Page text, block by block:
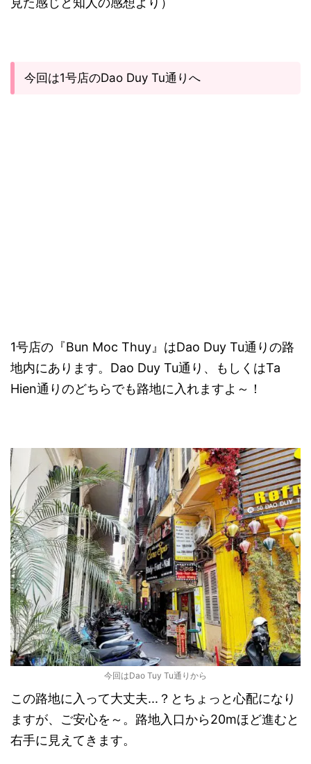
今回は1号店のDao Duy Tu通りへ
1号店の『Bun Moc Thuy』はDao Duy Tu通りの路
地内にあります。Dao Duy Tu通り、もしくはTa
Hien通りのどちらでも路地に入れますよ～！
今回はDao Tuy Tu通りから
この路地に入って大丈夫...？とちょっと心配になり
ますが、ご安心を～。路地入口から20mほど進むと
右手に見えてきます。